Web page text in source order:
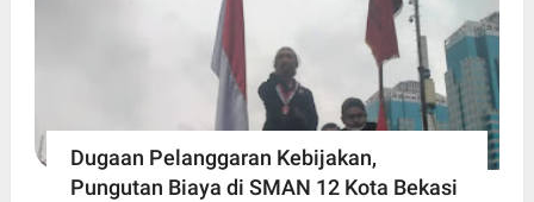
Dugaan Pelanggaran Kebijakan,
Pungutan Biaya di SMAN 12 Kota Bekasi